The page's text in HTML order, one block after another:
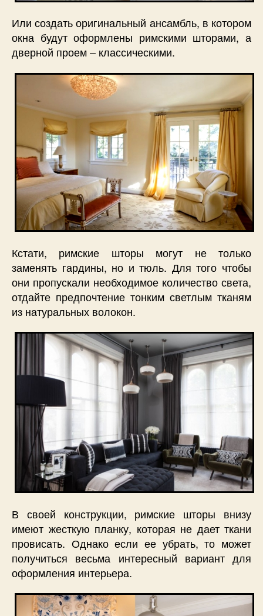
Или создать оригинальный ансамбль, в котором
окна будут оформлены римскими шторами, а
дверной проем – классическими.
Кстати, римские шторы могут не только
заменять гардины, но и тюль. Для того чтобы
они пропускали необходимое количество света,
отдайте предпочтение тонким светлым тканям
из натуральных волокон.
В своей конструкции, римские шторы внизу
имеют жесткую планку, которая не дает ткани
провисать. Однако если ее убрать, то может
получиться весьма интересный вариант для
оформления интерьера.